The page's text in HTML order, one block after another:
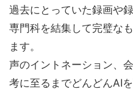
過去にとっていた録画や
専門科を結集して完璧な
ます。
声のイントネーション、
考に至るまでどんどんAI